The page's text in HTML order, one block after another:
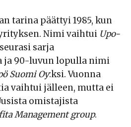
tarina päättyi 1985, kun
Nimi vaihtui Upo-
sarja
ja 90-luvun lopulla nimi
Suomi Oy:ksi. Vuonna
vaihtui jälleen, mutta ei
omistajista
Management group.